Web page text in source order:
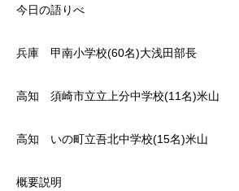
今日の語りべ
兵庫 甲南小学校(60名)大浅田部長
高知 須崎市立立上分中学校(11名)米山
高知 いの町立吾北中学校(15名)米山
概要説明